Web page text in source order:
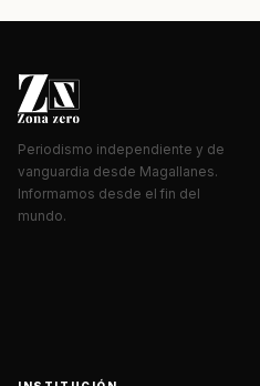
Periodismo independiente y de
vanguardia desde Magallanes.
Informamos desde el fin del
mundo.